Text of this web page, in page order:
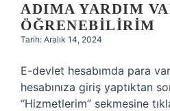
ADIMA YARDIM
ÖĞRENEBILIRIM
Tarih: Aralık 14, 2024
E-devlet hesabımda para
hesabınıza giriş yaptıktan
“Hizmetlerim” sekmesine